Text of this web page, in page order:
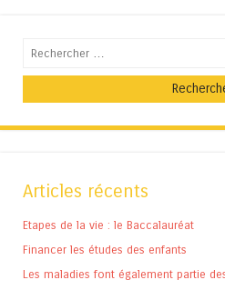
Recherche
Articles récents
Etapes de la vie : le Baccalauréat
Financer les études des enfants
Les maladies font également partie